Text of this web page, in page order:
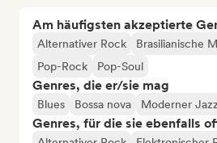
Am häufigsten akzeptierte
Alternativer Rock Brasilianische
Pop-Rock
Pop-Soul
Genres, die er/sie mag
Blues Bossa nova Moderner Jazz
Genres, für die sie ebenfalls